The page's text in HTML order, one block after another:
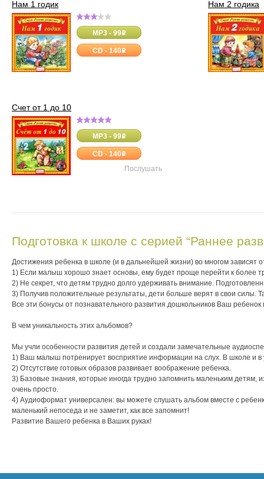
Нам 1 годик
MP3 - 99o
CD - 140o
Нам 2 годика
Счет от 1 до 10
MP3 - 99o
CD - 140o
Послушать
Подготовка к школе с серией “Раннее
Достижения ребенка в школе (и в дальнейшей жизни) во многом зависят
1) Если малыш хорошо знает основы, ему будет проще перейти к более
2) Не секрет, что детям трудно долго удерживать внимание.
3) Получив положительные результаты, дети больше верят в свои силы.
Все эти бонусы от познавательного развития дошкольников Ваш
В чем уникальность этих альбомов?
Мы учли особенности развития детей и создали замечательные
1) Ваш малыш потренирует восприятие информации на слух. В школе и в
2) Отсутствие готовых образов развивает воображение ребенка.
3) Базовые знания, которые иногда трудно запомнить маленьким
очень просто.
4) Аудиоформат универсален: вы можете слушать альбом вместе с
маленький непоседа и не заметит, как все запомнит!
Развитие Вашего ребенка в Ваших руках!